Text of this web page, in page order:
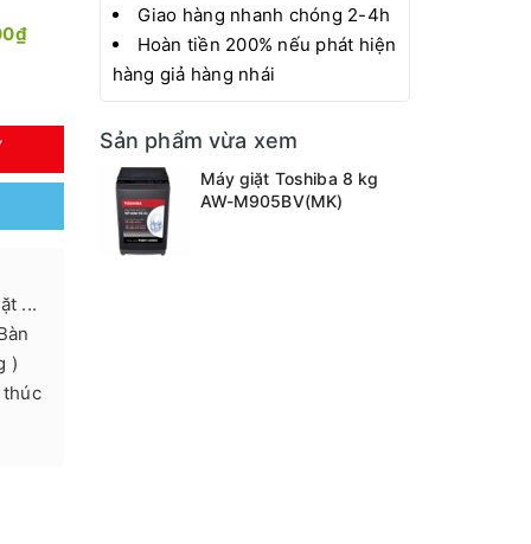
...
)
thúc
Giao hàng nhanh chóng 2-4h
Hoàn tiền 200% nếu phát hiện
hàng giả hàng nhái
Sản phẩm vừa xem
Máy giặt Toshiba 8 kg
AW-M905BV(MK)